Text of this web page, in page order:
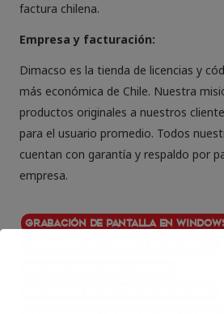
factura chilena.
Empresa y facturación:
Dimacso es la tienda de licencias y
más económica de Chile. Nuestra
productos originales a nuestros
para el usuario promedio. Todos
cuentan con garantía y respaldo por
empresa.
Grabación de pantalla en